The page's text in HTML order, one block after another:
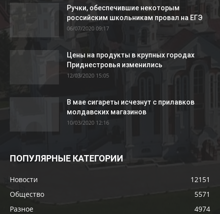
Ручки, обеспечившие некоторым
российским школьникам провал на ЕГЭ
06/07/2020 09:17
Цены на продукты в крупных городах
Приднестровья изменились
12/03/2020 15:05
В мае сигареты исчезнут с прилавков
молдавских магазинов
10/03/2020 12:16
ПОПУЛЯРНЫЕ КАТЕГОРИИ
Новости
12151
Общество
5571
Разное
4974